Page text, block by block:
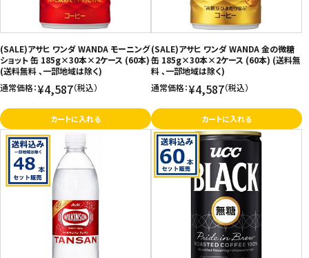
(SALE)アサヒ ワンダ WANDA モーニング
ショット 缶 185g×30本×2ケース (60本)
(送料無料 、一部地域は除く)
通常価格：¥4,587（税込）
カートに入れる
(SALE)アサヒ ワンダ WANDA 金の微糖
缶 185g×30本×2ケース (60本) (送料無
料 、一部地域は除く)
通常価格：¥4,587（税込）
カートに入れる